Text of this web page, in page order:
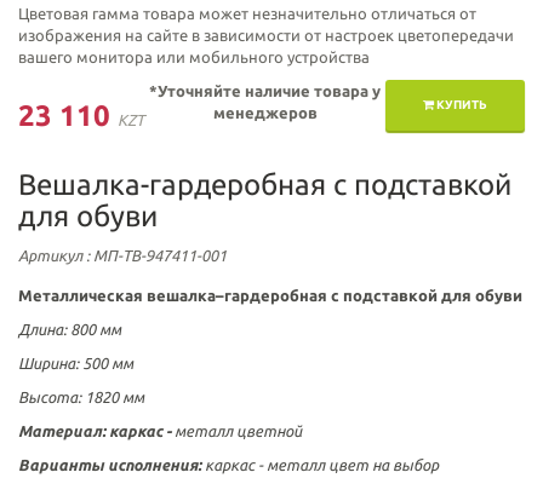
Цветовая гамма товара может незначительно отличаться от
изображения на сайте в зависимости от настроек цветопередачи
вашего монитора или мобильного устройства
23 110 KZT
КУПИТЬ
*Уточняйте наличие товара у
менеджеров
Вешалка-гардеробная с подставкой
для обуви
Артикул: МП-ТВ-947411-001
Металлическая вешалка–гардеробная с подставкой для обуви
Длина: 800 мм
Ширина: 500 мм
Высота: 1820 мм
Материал: каркас - металл цветной
Варианты исполнения: каркас - металл цвет на выбор